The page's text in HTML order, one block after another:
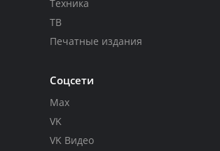
Техника
ТВ
Печатные издания
Соцсети
Max
VK
VK Видео